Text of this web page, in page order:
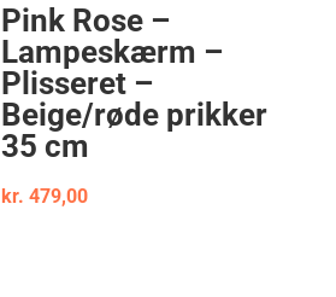
Pink Rose –
Lampeskærm –
Plisseret –
Beige/røde prikker
35 cm
kr. 479,00